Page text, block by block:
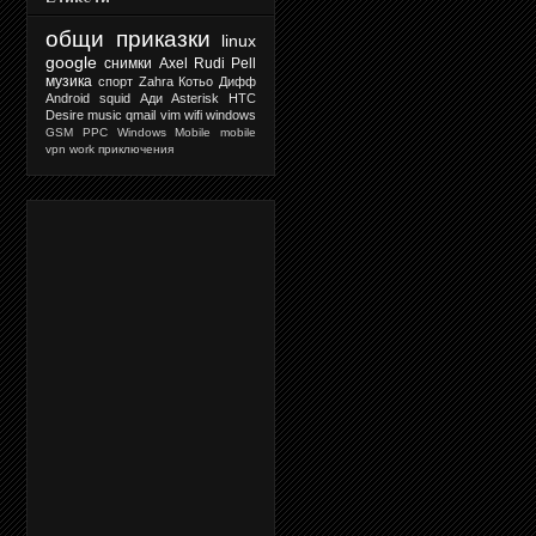
общи приказки
linux
google снимки Axel Rudi Pell
музика спорт Zahra Котьо Дифф
Android
squid Ади Asterisk
HTC
Desire music qmail vim wifi windows
GSM PPC Windows Mobile
mobile
vpn work приключения